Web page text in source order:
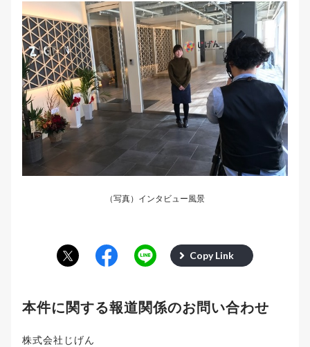
（写真）インタビュー風景
Copy Link
本件に関する報道関係のお問い合わせ
株式会社じげん